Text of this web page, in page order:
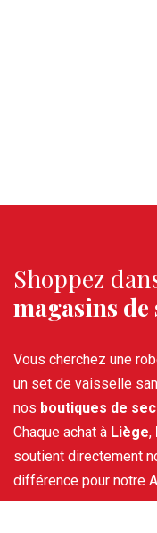
Shoppez
magasins de
Vous cherchez une
un set de vaisselle
nos boutiques de
Chaque achat à Liège,
soutient directement
différence pour notre